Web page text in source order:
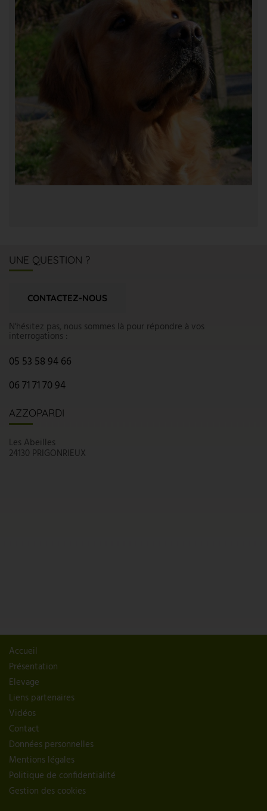
UNE QUESTION ?
CONTACTEZ-NOUS
N'hésitez pas, nous sommes là pour répondre à vos
interrogations :
05 53 58 94 66
06 71 71 70 94
AZZOPARDI
Les Abeilles
24130 PRIGONRIEUX
Accueil
Présentation
Elevage
Liens partenaires
Vidéos
Contact
Données personnelles
Mentions légales
Politique de confidentialité
Gestion des cookies